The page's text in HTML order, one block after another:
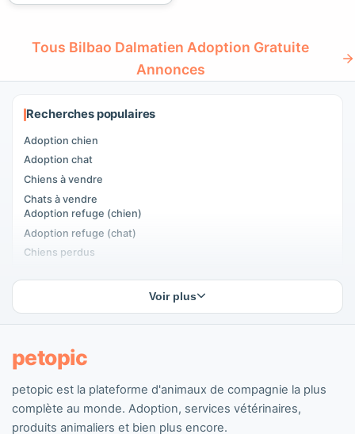
Tous Bilbao Dalmatien Adoption Gratuite
Annonces
Recherches populaires
Adoption chien
Adoption chat
Chiens à vendre
Chats à vendre
Adoption refuge (chien)
Adoption refuge (chat)
Chiens perdus
Adoptants d'animaux
Chiens populaires
Voir plus
petopic
petopic est la plateforme d'animaux de compagnie la plus
complète au monde. Adoption, services vétérinaires,
produits animaliers et bien plus encore.